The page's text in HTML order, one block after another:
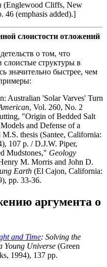
(Englewood Cliffs, New
46 (emphasis added).]
слоистости отложений
о том, что
структуры в
значительно быстрее, чем
Australian 'Solar Varves' Turn
, Vol. 260, No. 2
"Origin of Bedded Salt
and Defense of a
thesis (Santee, California:
107 p. / D.J.W. Piper,
Mudstones," Geology
M. Morris and John D.
Earth (El Cajon, California:
pp. 33-36.
аргумента о
and Time: Solving the
Young Universe (Green
1994), 137 pp.